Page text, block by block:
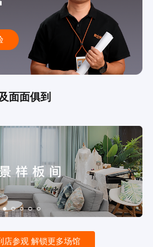
面面俱到
店参观 解锁更多场馆